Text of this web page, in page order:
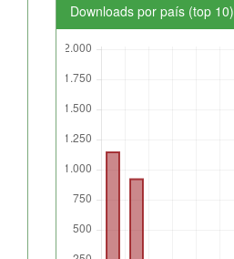
Downloads por país (top 10)